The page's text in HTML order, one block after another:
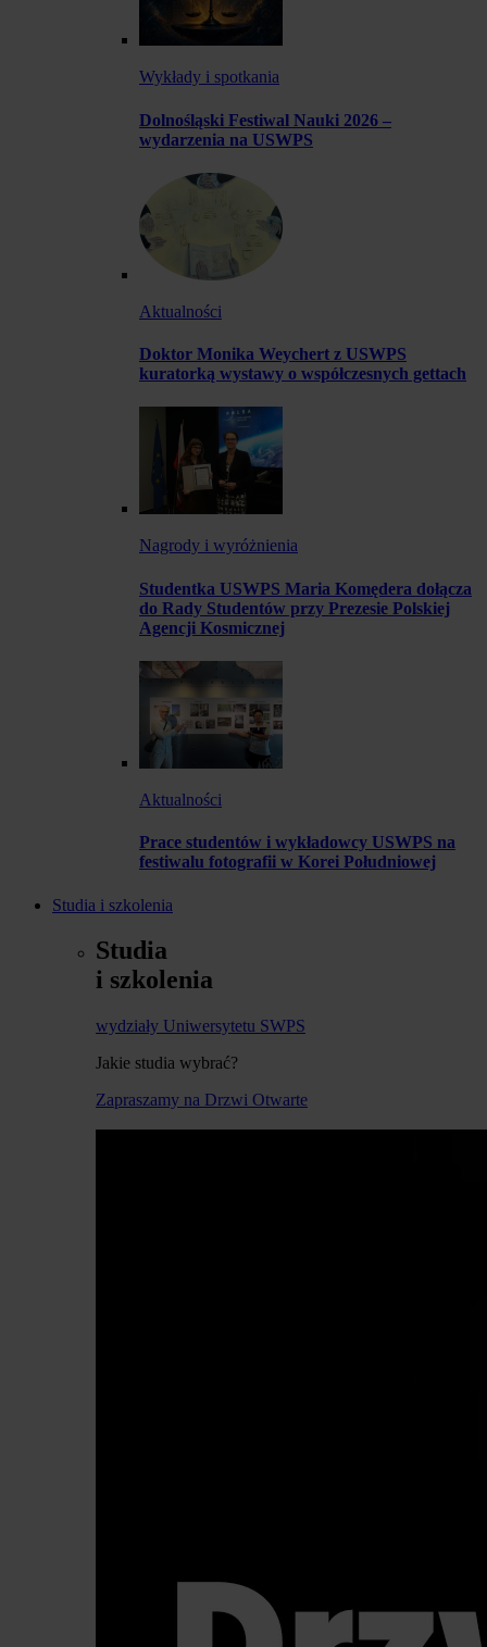
Wykłady i spotkania
Dolnośląski Festiwal Nauki 2026 –
wydarzenia na USWPS
Aktualności
Doktor Monika Weychert z USWPS
kuratorką wystawy o współczesnych gettach
Nagrody i wyróżnienia
Studentka USWPS Maria Komędera dołącza
do Rady Studentów przy Prezesie Polskiej
Agencji Kosmicznej
Aktualności
Prace studentów i wykładowcy USWPS na
festiwalu fotografii w Korei Południowej
Studia i szkolenia
Studia
i szkolenia
wydziały Uniwersytetu SWPS
Jakie studia wybrać?
Zapraszamy na Drzwi Otwarte